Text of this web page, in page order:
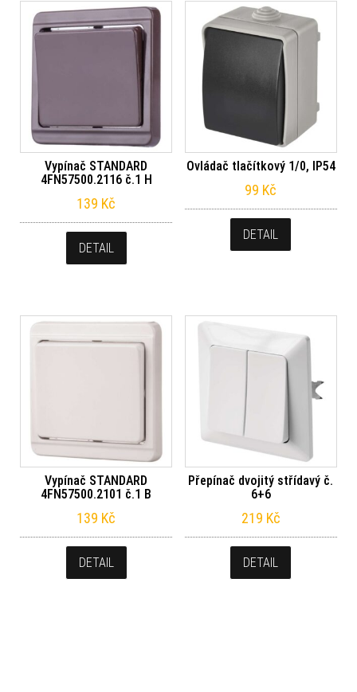
Vypínač STANDARD
4FN57500.2116 č.1 H
139 Kč
DETAIL
Ovládač tlačítkový 1/0, IP54
99 Kč
DETAIL
Vypínač STANDARD
4FN57500.2101 č.1 B
139 Kč
DETAIL
Přepínač dvojitý střídavý č.
6+6
219 Kč
DETAIL